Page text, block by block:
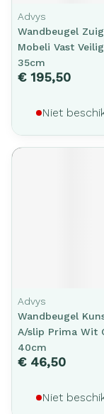
Advys
Wandbeugel
Mobeli Vast
35cm
€ 195,50
Niet
Advys
Wandbeugel
A/slip Prima Wit
40cm
€ 46,50
Niet